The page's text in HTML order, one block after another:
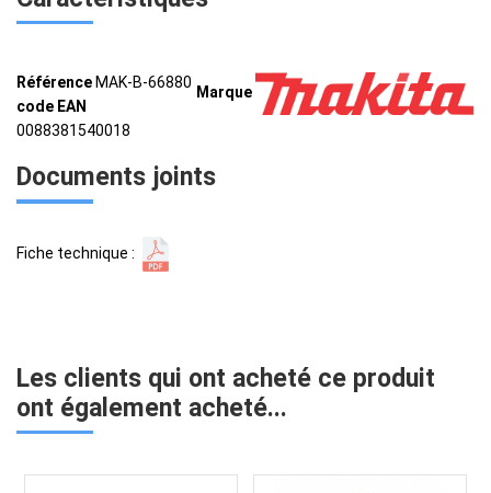
Marque
Référence MAK-B-66880
code EAN
0088381540018
Documents joints
Fiche technique :
Les clients qui ont acheté ce produit
ont également acheté...